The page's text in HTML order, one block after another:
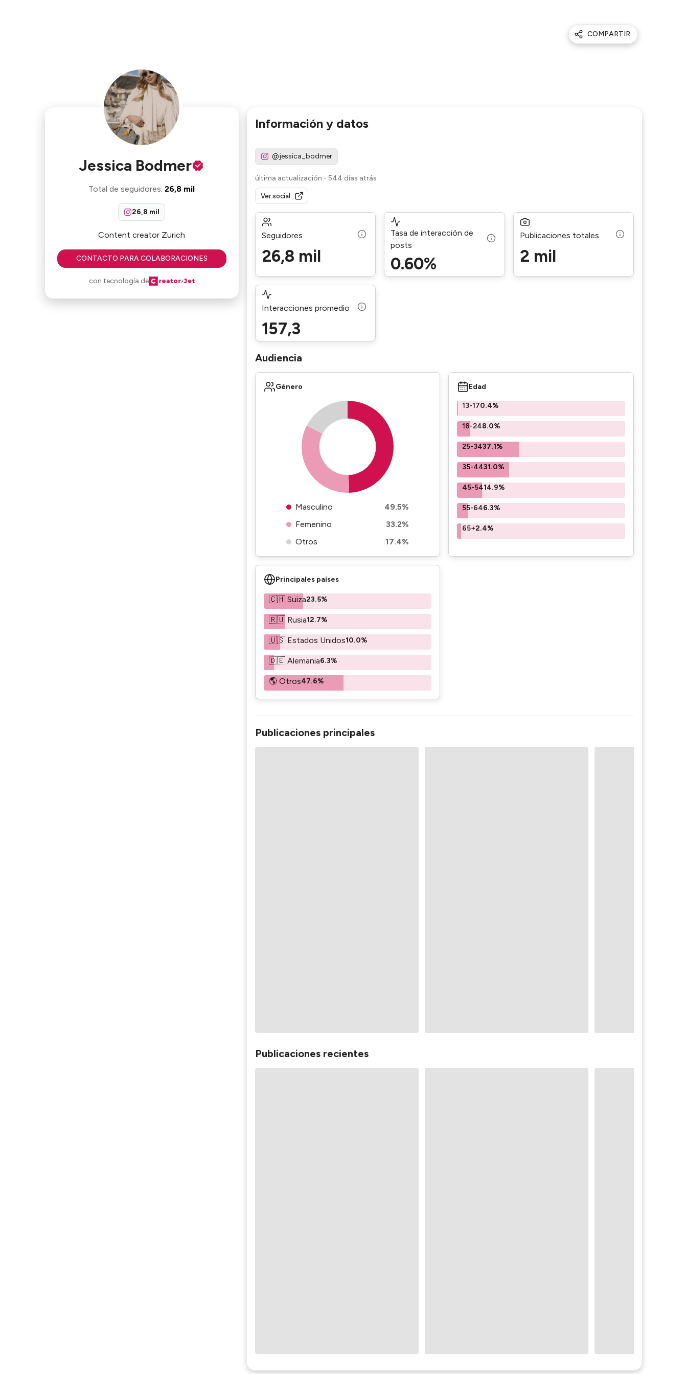
COMPARTIR
Jessica Bodmer
Total de seguidores: 26,8 mil
26,8 mil
Content creator Zurich
CONTACTO PARA COLABORACIONES
con tecnología de
Información y datos
@jessica_bodmer
última actualización - 544 días atrás
Ver social
Seguidores
26,8 mil
Tasa de interacción de
posts
0.60%
Publicaciones totales
2 mil
Interacciones promedio
157,3
Audiencia
Género
Masculino
49.5%
Femenino
33.2%
Otros
17.4%
Edad
13-170.4%
18-248.0%
25-3437.1%
35-4431.0%
45-5414.9%
55-646.3%
65+2.4%
Principales países
🇨🇭 Suiza23.5%
🇷🇺 Rusia12.7%
🇺🇸 Estados Unidos10.0%
🇩🇪 Alemania6.3%
🌎 Otros47.6%
Publicaciones principales
Publicaciones recientes